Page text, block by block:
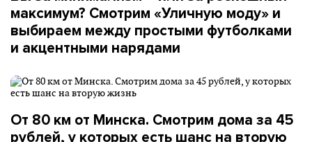
максимум? Смотрим «Уличную моду» и
выбираем между простыми футболками
и акцентными нарядами
От 80 км от Минска. Смотрим дома за 45
рублей, у которых есть шанс на вторую